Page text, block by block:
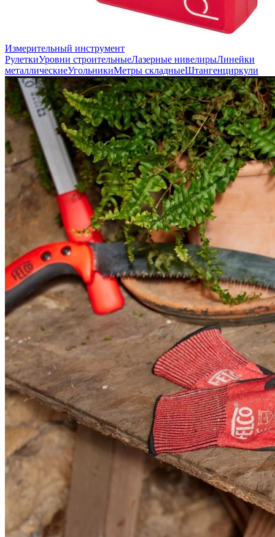
Измерительный инструмент
РулеткиУровни строительныеЛазерные нивелирыЛинейки
металлическиеУгольникиМетры складныеШтангенциркули